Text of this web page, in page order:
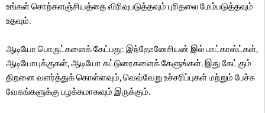
உங்கள் சொற்களஞ்சியத்தை விரிவுபடுத்தவும் புரிதலை மேம்படுத்தவும்
உதவும்.
ஆடியோ பொருட்களைக் கேட்பது: இந்தோனேசியன் இல் பாட்காஸ்ட்கள்,
ஆடியோபுக்குகள், ஆடியோ கட்டுரைகளைக் கேளுங்கள். இது கேட்கும்
திறனை வளர்த்துக் கொள்ளவும், வெவ்வேறு உச்சரிப்புகள் மற்றும் பேச்சு
வேகங்களுக்கு பழக்கமாகவும் இருக்கும்.